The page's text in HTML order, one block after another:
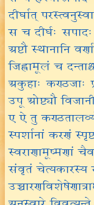
दीर्घात्
स च दीर्घः सपादः
अष्टौ स्थानानि
जिह्वामूलं च
अकुहाः कण्ठजाः
उपू ओष्ट्यौ
ए ऐ तु
स्पर्शानां करणं
स्वराणामूष्मणां
संवृतं चेत्यकारस्य